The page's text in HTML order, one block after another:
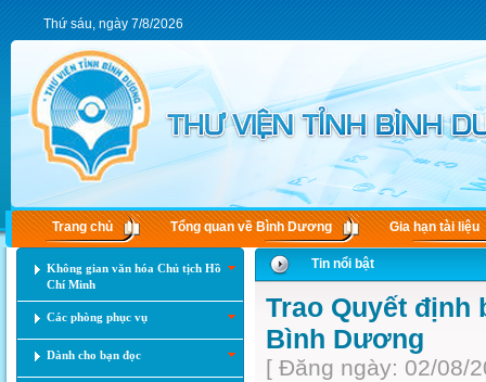
Thứ sáu, ngày 7/8/2026
Trang chủ Tổng quan về Bình Dương Gia hạn tài liệu
Không gian văn hóa Chủ tịch Hồ
Chí Minh
Các phòng phục vụ
Dành cho bạn đọc
Tin nổi bật
Trao Quyết định
Bình Dương
[ Đăng ngày: 02/08/